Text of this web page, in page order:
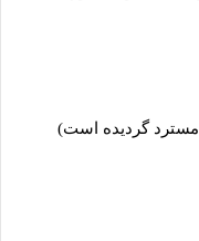
مسترد گردیده است)